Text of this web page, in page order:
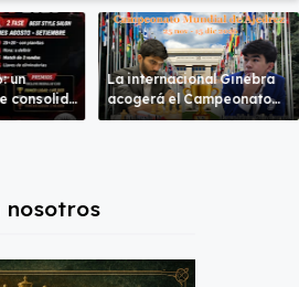
un
consolida
en el
La internacional Ginebra
acogerá el Campeonato
del Mundo
nosotros